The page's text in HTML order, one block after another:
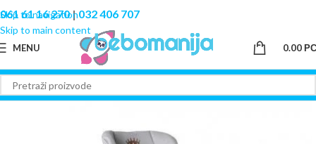
Skip to navigation
Skip to main content
061 61 16 270|032 406 707
MENU 0.00